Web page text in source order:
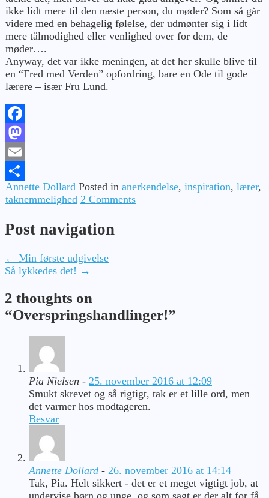
ikke lidt mere til den næste person, du møder? Som så går
videre med en behagelig følelse, der udmønter sig i lidt
mere tålmodighed eller venlighed over for dem, de
møder….
Anyway, det var ikke meningen, at det her skulle blive til
en “Fred med Verden” opfordring, bare en Ode til gode
lærere – især Fru Lund.
Facebook
Mastodon
Email
Share
Annette Dollard Posted in anerkendelse, inspiration, lærer,
taknemmelighed 2 Comments
Post navigation
← Min første udgivelse
Så lykkedes det! →
2 thoughts on
“Overspringshandlinger!”
Pia Nielsen - 25. november 2016 at 12:09
Smukt skrevet og så rigtigt, tak er et lille ord, men
det varmer hos modtageren.
Besvar
Annette Dollard - 26. november 2016 at 14:14
Tak, Pia. Helt sikkert - det er et meget vigtigt job, at
undervise børn og unge, og som sagt er der alt for få